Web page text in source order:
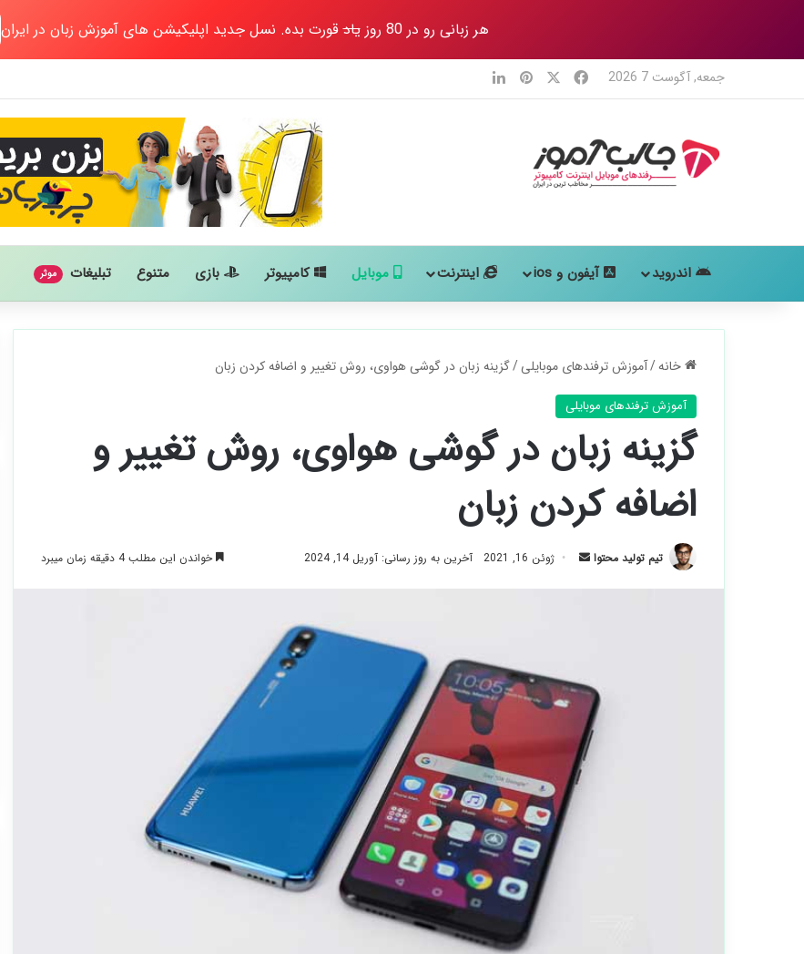
هر زبانی رو در 80 روز یادقورت بده. نسل جدید اپلیکیشن های آموزش زبان در ایران
جمعه, آگوست 7 2026 فیس بوک‫پین‌ترست
لینکدین
اندروید آیفون و ios اینترنت موبایل کامپیوتر بازی متنوع تبلیغات موثر
خانه/آموزش ترفندهای موبایلی/گزینه زبان در گوشی هواوی، روش تغییر و اضافه کردن زبان
آموزش ترفندهای موبایلی
گزینه زبان در گوشی هواوی، روش تغییر و
اضافه کردن زبان
تیم تولید محتوا
ارسال ژوئن 16, 2021 آخرین به روز رسانی: آوریل 14, 2024 خواندن این مطلب 4 دقیقه زمان میبرد